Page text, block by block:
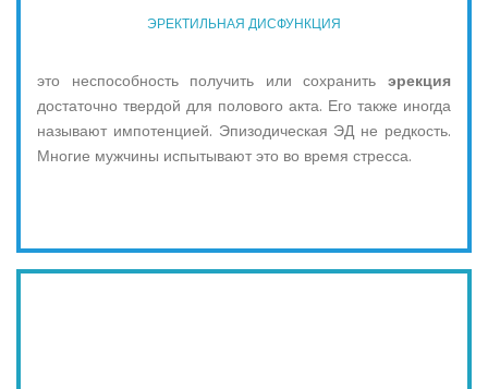
ЭРЕКТИЛЬНАЯ ДИСФУНКЦИЯ
это неспособность получить или сохранить эрекция
достаточно твердой для полового акта. Его также иногда
называют импотенцией. Эпизодическая ЭД не редкость.
Многие мужчины испытывают это во время стресса.